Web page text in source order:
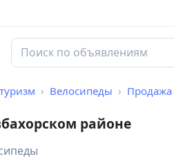
Велосипеды Продажа
районе